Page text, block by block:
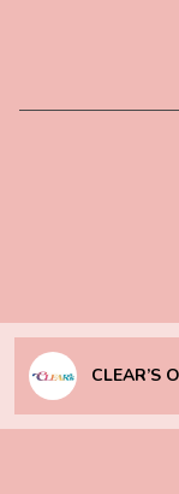
CLEAR’S